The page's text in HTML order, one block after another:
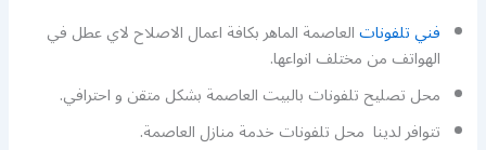
فني تلفوناتالعاصمة الماهر بكافة اعمال الاصلاح لاي عطل في
الهواتف من مختلف انواعها.
محل تصليح تلفونات بالبيت العاصمة بشكل متقن و احترافي.
تتوافر لدينا محل تلفونات خدمة منازل العاصمة.